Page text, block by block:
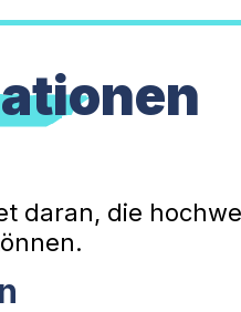
daran, die